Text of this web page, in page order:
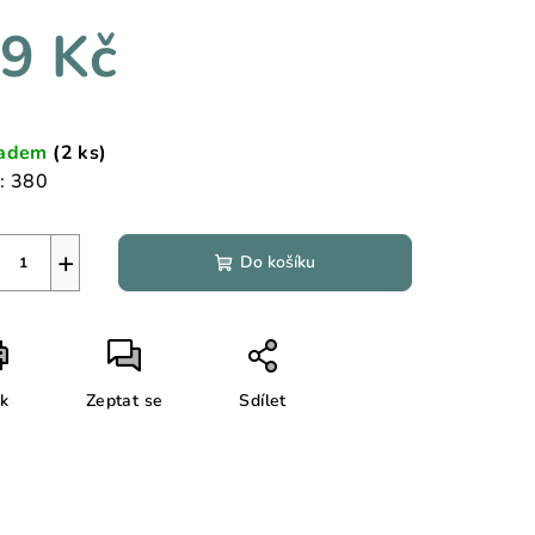
Kč
(2 ks)
380
+ Do košíku
Zeptat se Sdílet